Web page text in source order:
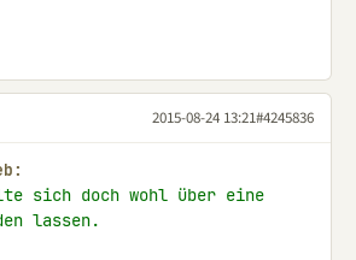
2015-08-24 13:21#4245836
sich doch wohl über eine
lassen.